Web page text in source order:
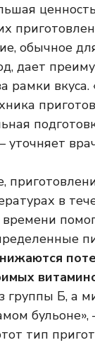
обычное
дает
рамки вкуса.
уточняет
в
группы Б, а
тип